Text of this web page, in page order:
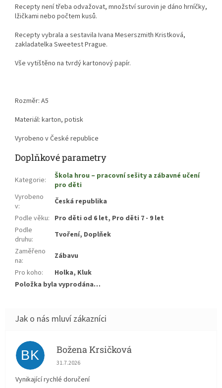
Recepty není třeba odvažovat, množství surovin je dáno hrníčky,
lžičkami nebo počtem kusů.
Recepty vybrala a sestavila Ivana Meserszmith Kristková,
zakladatelka Sweetest Prague.
Vše vytištěno na tvrdý kartonový papír.
Rozměr: A5
Materiál: karton, potisk
Vyrobeno v České republice
Doplňkové parametry
Kategorie:
Škola hrou – pracovní sešity a zábavné učení
pro děti
Vyrobeno
v:
Česká republika
Podle věku: Pro děti od 6 let, Pro děti 7 - 9 let
Podle
druhu:
Tvoření, Doplňek
Zaměřeno
na:
Zábavu
Pro koho:
Holka, Kluk
Položka byla vyprodána…
BK Božena Krsičková
Hodnocení obchodu je 5 z 5 hvězdiček.
31.7.2026
Vynikající rychlé doručení